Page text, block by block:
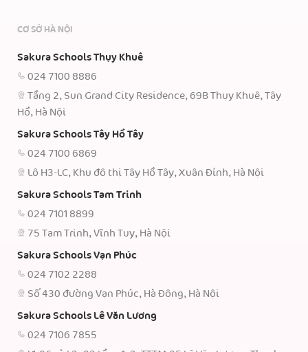
CƠ SỞ HÀ NỘI
Sakura Schools Thụy Khuê
024 7100 8886
Tầng 2, Sun Grand City Residence, 69B Thụy Khuê, Tây
Hồ, Hà Nội
Sakura Schools Tây Hồ Tây
024 7100 6869
Lô H3-LC, Khu đô thị Tây Hồ Tây, Xuân Đỉnh, Hà Nội
Sakura Schools Tam Trinh
024 7101 8899
75 Tam Trinh, Vĩnh Tuy, Hà Nội
Sakura Schools Vạn Phúc
024 7102 2288
Số 430 đường Vạn Phúc, Hà Đông, Hà Nội
Sakura Schools Lê Văn Lương
024 7106 7855